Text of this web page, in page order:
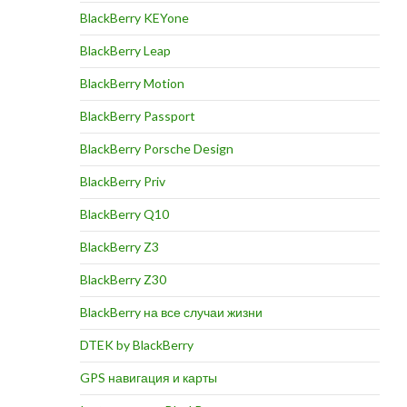
BlackBerry KEYone
BlackBerry Leap
BlackBerry Motion
BlackBerry Passport
BlackBerry Porsche Design
BlackBerry Priv
BlackBerry Q10
BlackBerry Z3
BlackBerry Z30
BlackBerry на все случаи жизни
DTEK by BlackBerry
GPS навигация и карты